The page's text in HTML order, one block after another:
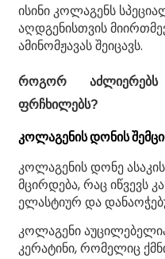
ისინი კოლაგენს
აღდგენისთვის
ამინომჟავას შეიცავს.
როგორ
ფრჩხილებს?
კოლაგენის დონის
კოლაგენის დონე
მცირდება, რაც იწვევს
ელასტიურ და
კოლაგენი
კერატინი, რომელიც